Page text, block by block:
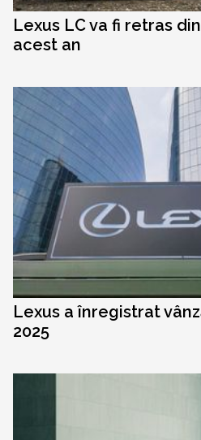
Lexus LC va fi retras
acest an
Lexus a înregistrat
2025